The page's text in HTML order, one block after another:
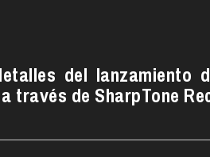
del lanzamiento
través de SharpTone